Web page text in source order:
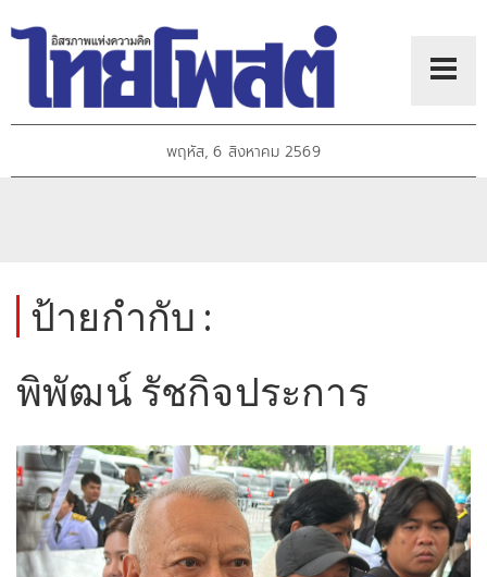
พฤหัส, 6 สิงหาคม 2569
ป้ายกำกับ :
พิพัฒน์ รัชกิจประการ